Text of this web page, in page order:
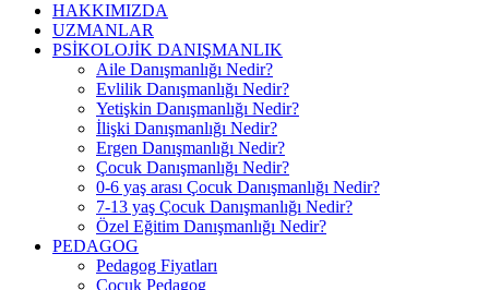
HAKKIMIZDA
UZMANLAR
PSİKOLOJİK DANIŞMANLIK
Aile Danışmanlığı Nedir?
Evlilik Danışmanlığı Nedir?
Yetişkin Danışmanlığı Nedir?
İlişki Danışmanlığı Nedir?
Ergen Danışmanlığı Nedir?
Çocuk Danışmanlığı Nedir?
0-6 yaş arası Çocuk Danışmanlığı Nedir?
7-13 yaş Çocuk Danışmanlığı Nedir?
Özel Eğitim Danışmanlığı Nedir?
PEDAGOG
Pedagog Fiyatları
Çocuk Pedagog